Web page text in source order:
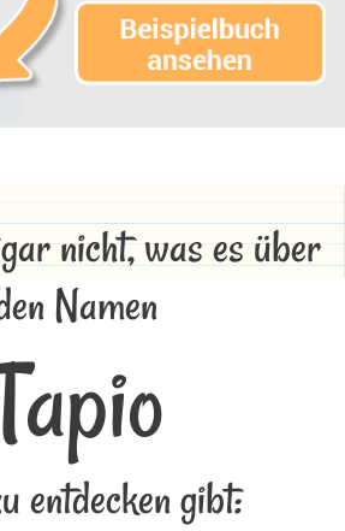
nicht, was es über
Namen
entdecken gibt: